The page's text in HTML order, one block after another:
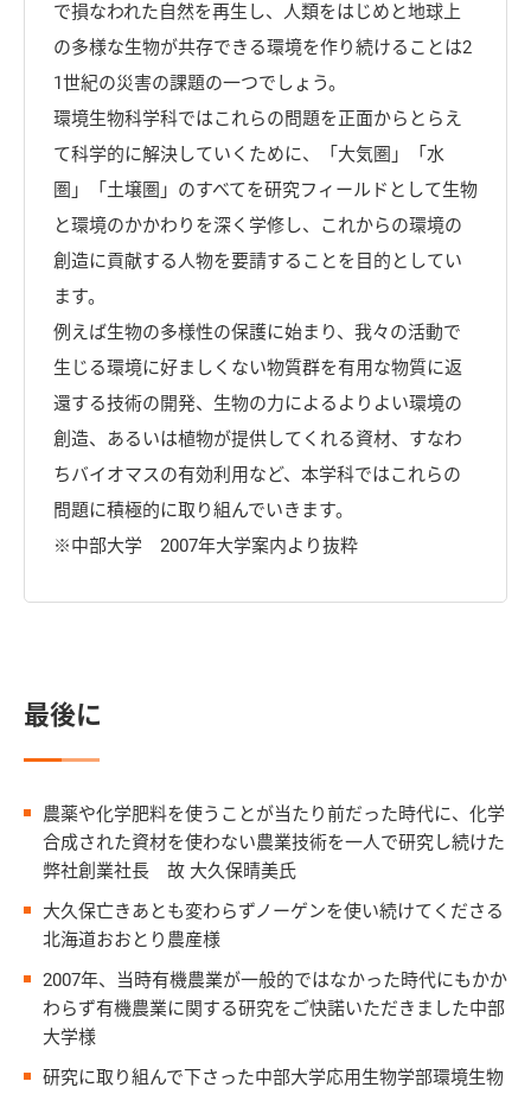
で損なわれた自然を再生し、人類をはじめと地球上
の多様な生物が共存できる環境を作り続けることは2
1世紀の災害の課題の一つでしょう。
環境生物科学科ではこれらの問題を正面からとらえ
て科学的に解決していくために、「大気圏」「水
圏」「土壌圏」のすべてを研究フィールドとして生物
と環境のかかわりを深く学修し、これからの環境の
創造に貢献する人物を要請することを目的としてい
ます。
例えば生物の多様性の保護に始まり、我々の活動で
生じる環境に好ましくない物質群を有用な物質に返
還する技術の開発、生物の力によるよりよい環境の
創造、あるいは植物が提供してくれる資材、すなわ
ちバイオマスの有効利用など、本学科ではこれらの
問題に積極的に取り組んでいきます。
※中部大学 2007年大学案内より抜粋
最後に
農薬や化学肥料を使うことが当たり前だった時代に、化学
合成された資材を使わない農業技術を一人で研究し続けた
弊社創業社長 故 大久保晴美氏
大久保亡きあとも変わらずノーゲンを使い続けてくださる
北海道おおとり農産様
2007年、当時有機農業が一般的ではなかった時代にもかか
わらず有機農業に関する研究をご快諾いただきました中部
大学様
研究に取り組んで下さった中部大学応用生物学部環境生物